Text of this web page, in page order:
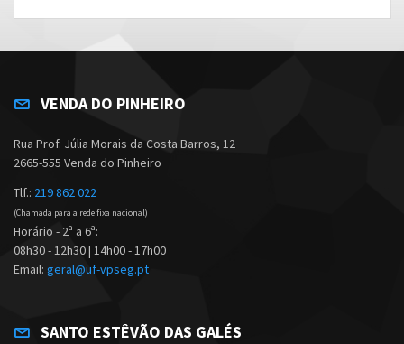
VENDA DO PINHEIRO
Rua Prof. Júlia Morais da Costa Barros, 12
2665-555 Venda do Pinheiro
Tlf.: 219 862 022
(Chamada para a rede fixa nacional)
Horário - 2ª a 6ª:
08h30 - 12h30 | 14h00 - 17h00
Email: geral@uf-vpseg.pt
SANTO ESTÊVÃO DAS GALÉS